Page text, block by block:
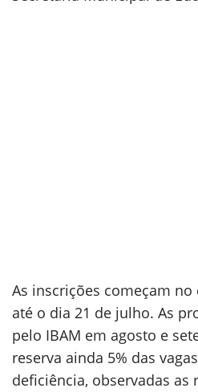
As inscrições começam
até o dia 21 de julho. As
pelo IBAM em agosto e
reserva ainda 5% das
deficiência, observadas as